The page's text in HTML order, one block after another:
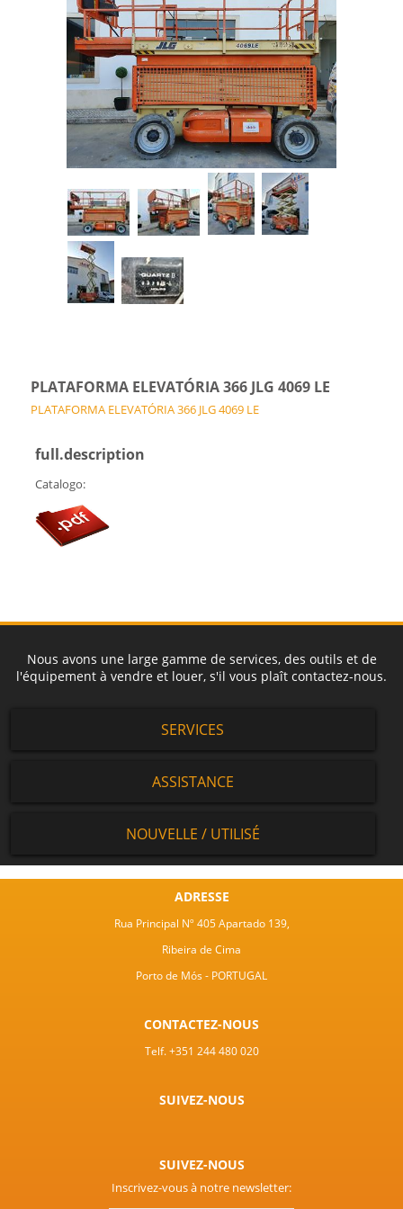
PLATAFORMA ELEVATÓRIA 366 JLG 4069 LE
PLATAFORMA ELEVATÓRIA 366 JLG 4069 LE
full.description
Catalogo:
Nous avons une large gamme de services, des outils et de
l'équipement à vendre et louer, s'il vous plaît contactez-nous.
SERVICES
ASSISTANCE
NOUVELLE / UTILISÉ
ADRESSE
Rua Principal Nº 405 Apartado 139,
Ribeira de Cima
Porto de Mós - PORTUGAL
CONTACTEZ-NOUS
Telf. +351 244 480 020
SUIVEZ-NOUS
SUIVEZ-NOUS
Inscrivez-vous à notre newsletter: